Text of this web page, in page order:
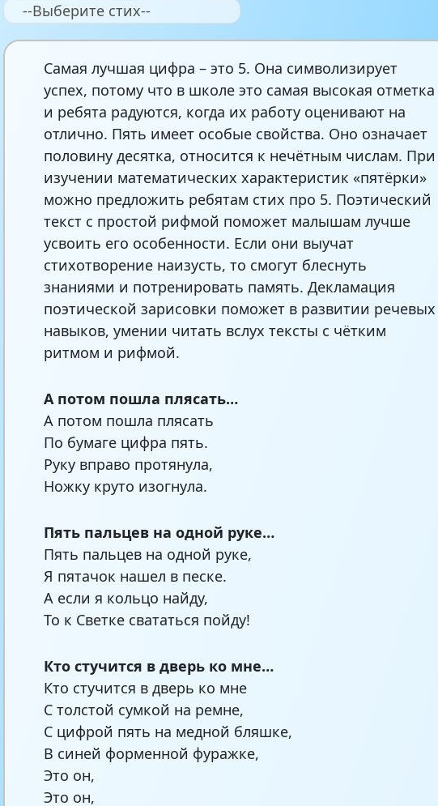
--Выберите стих--
Самая лучшая цифра – это 5. Она символизирует
успех, потому что в школе это самая высокая отметка
и ребята радуются, когда их работу оценивают на
отлично. Пять имеет особые свойства. Оно означает
половину десятка, относится к нечётным числам. При
изучении математических характеристик «пятёрки»
можно предложить ребятам стих про 5. Поэтический
текст с простой рифмой поможет малышам лучше
усвоить его особенности. Если они выучат
стихотворение наизусть, то смогут блеснуть
знаниями и потренировать память. Декламация
поэтической зарисовки поможет в развитии речевых
навыков, умении читать вслух тексты с чётким
ритмом и рифмой.
А потом пошла плясать…
А потом пошла плясать
По бумаге цифра пять.
Руку вправо протянула,
Ножку круто изогнула.
Пять пальцев на одной руке…
Пять пальцев на одной руке,
Я пятачок нашел в песке.
А если я кольцо найду,
То к Светке свататься пойду!
Кто стучится в дверь ко мне…
Кто стучится в дверь ко мне
С толстой сумкой на ремне,
С цифрой пять на медной бляшке,
В синей форменной фуражке,
Это он,
Это он,